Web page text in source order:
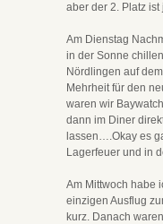
aber der 2. Platz
Am Dienstag
in der Sonne
Nördlingen auf
Mehrheit für den
waren wir
dann im Diner
lassen….Okay es
Lagerfeuer und in
Am Mittwoch habe
einzigen Ausflug
kurz. Danach